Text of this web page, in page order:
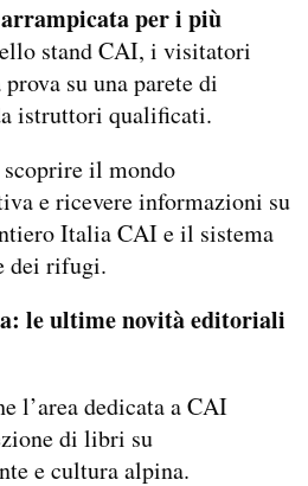
arrampicata per i più
stand CAI, i visitatori
su una parete di
istruttori qualificati.
scoprire il mondo
e ricevere informazioni su
Italia CAI e il sistema
dei rifugi.
le ultime novità editoriali
l’area dedicata a CAI
di libri su
e cultura alpina.